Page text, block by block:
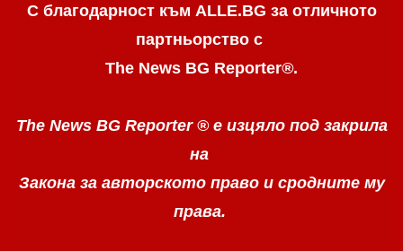
С благодарност към ALLE.BG за отличното
партньорство с
The News BG Reporter®.
The News BG Reporter ® е изцяло под закрила
на
Закона за авторското право и сродните му
права.